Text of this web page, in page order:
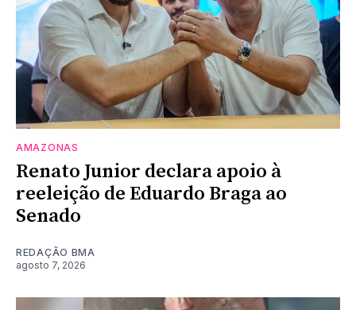
AMAZONAS
Renato Junior declara apoio à
reeleição de Eduardo Braga ao
Senado
REDAÇÃO BMA
agosto 7, 2026